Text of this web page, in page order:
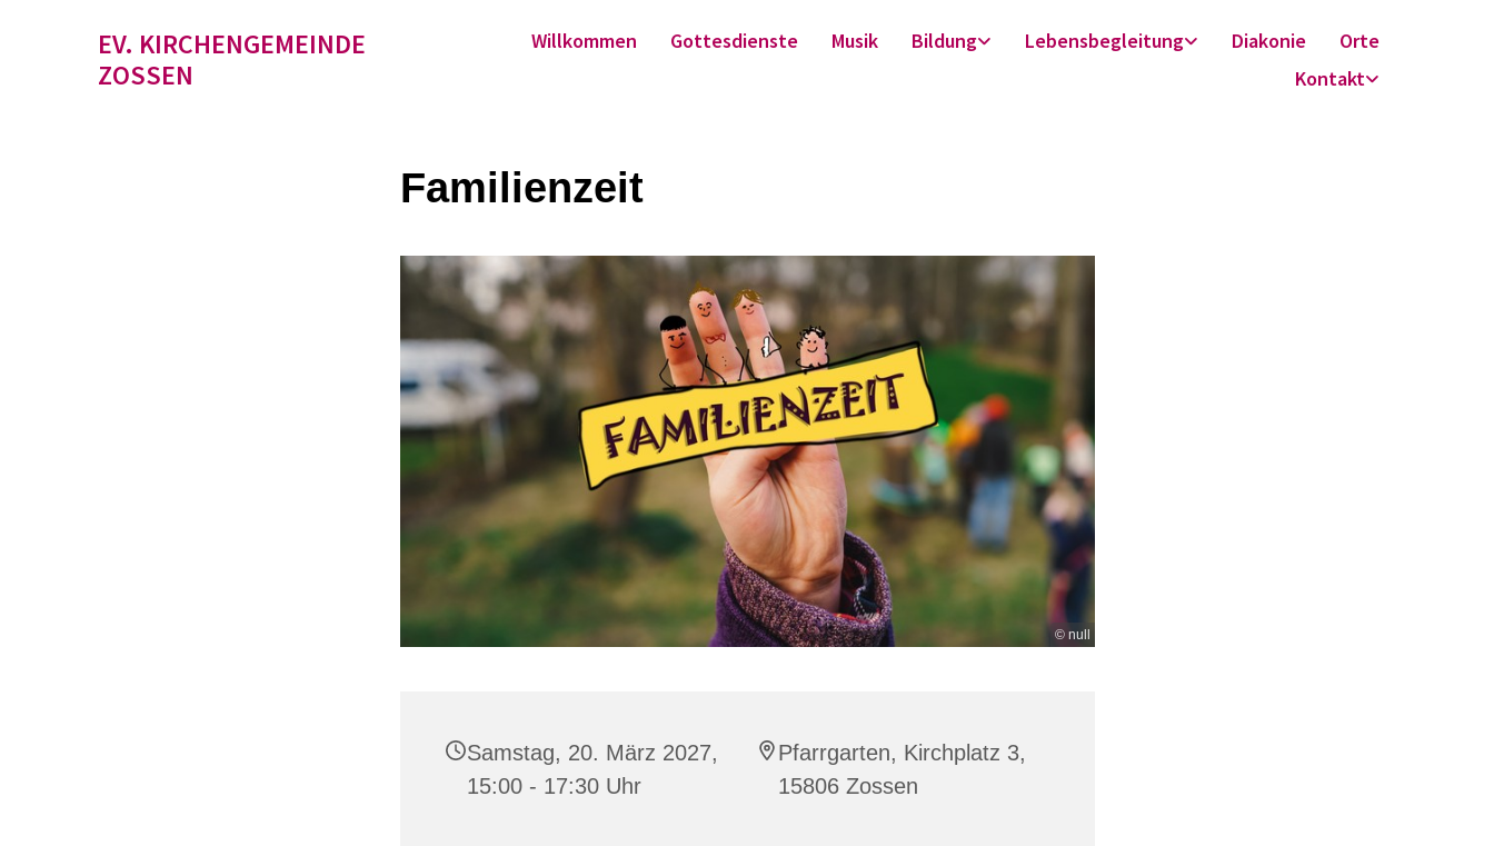
EV. KIRCHENGEMEINDE
ZOSSEN
Willkommen Gottesdienste Musik Bildung Lebensbegleitung Diakonie
Orte
Kontakt
Familienzeit
© null
Samstag, 20. März 2027,
15:00 - 17:30 Uhr
Pfarrgarten, Kirchplatz 3,
15806 Zossen